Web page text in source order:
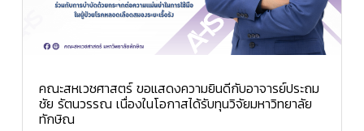
คณะสหเวชศาสตร์ ขอแสดงความยินดีกับอาจารย์ประถม
ชัย รัตนวรรณ เนื่องในโอกาสได้รับทุนวิจัยมหาวิทยาลัย
ทักษิณ